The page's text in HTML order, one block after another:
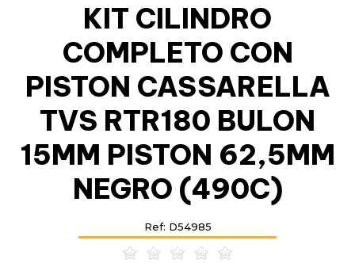
KIT CILINDRO
COMPLETO CON
PISTON CASSARELLA
TVS RTR180 BULON
15MM PISTON 62,5MM
NEGRO (490C)
Ref: D54985